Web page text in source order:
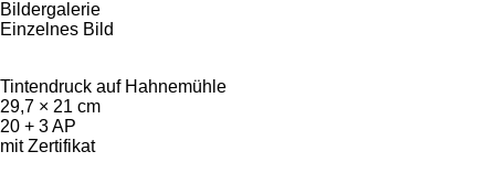
Bildergalerie
Einzelnes Bild
Tintendruck auf Hahnemühle
29,7 × 21 cm
20 + 3 AP
mit Zertifikat